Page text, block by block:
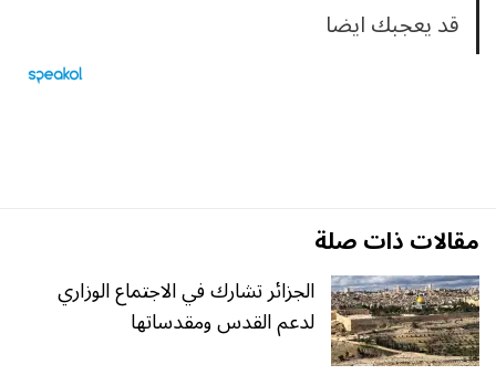
قد يعجبك ايضا
مقالات ذات صلة
الجزائر تشارك في الاجتماع الوزاري
لدعم القدس ومقدساتها